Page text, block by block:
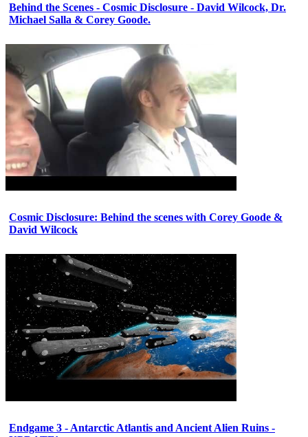
Behind the Scenes - Cosmic Disclosure - David Wilcock, Dr.
Michael Salla & Corey Goode.
Cosmic Disclosure: Behind the scenes with Corey Goode &
David Wilcock
Endgame 3 - Antarctic Atlantis and Ancient Alien Ruins -